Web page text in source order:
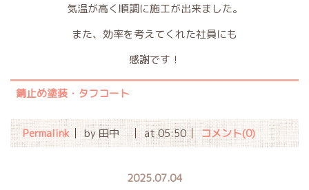
気温が高く順調に施工が出来ました。
また、効率を考えてくれた社員にも
感謝です！
錆止め塗装・タフコート
Permalink by 田中 at 05:50 コメント(0)
2025.07.04